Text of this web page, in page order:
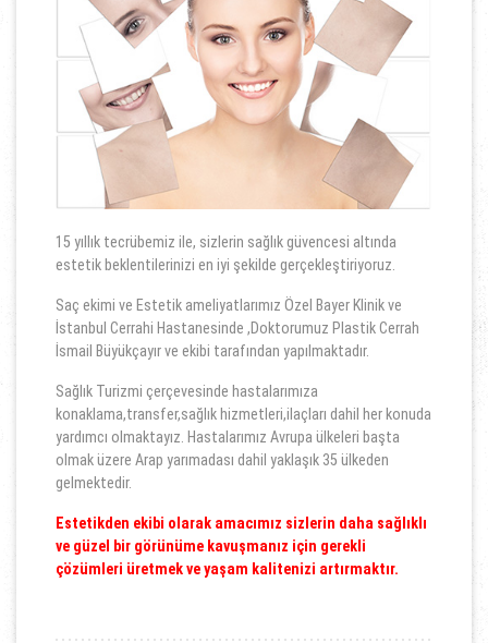
15 yıllık tecrübemiz ile, sizlerin sağlık güvencesi altında
estetik beklentilerinizi en iyi şekilde gerçekleştiriyoruz.
Saç ekimi ve Estetik ameliyatlarımız Özel Bayer Klinik ve
İstanbul Cerrahi Hastanesinde ,Doktorumuz Plastik Cerrah
İsmail Büyükçayır ve ekibi tarafından yapılmaktadır.
Sağlık Turizmi çerçevesinde hastalarımıza
konaklama,transfer,sağlık hizmetleri,ilaçları dahil her konuda
yardımcı olmaktayız. Hastalarımız Avrupa ülkeleri başta
olmak üzere Arap yarımadası dahil yaklaşık 35 ülkeden
gelmektedir.
Estetikden ekibi olarak amacımız sizlerin daha sağlıklı
ve güzel bir görünüme kavuşmanız için gerekli
çözümleri üretmek ve yaşam kalitenizi artırmaktır.